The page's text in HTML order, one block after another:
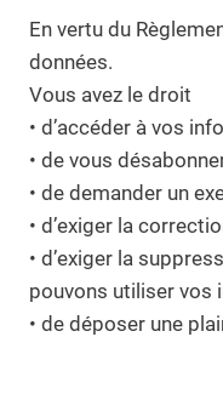
En vertu du
données.
Vous avez le droit
• d’accéder à vos
• de vous
• de demander un
• d’exiger la
• d’exiger la
pouvons utiliser vos
• de déposer une